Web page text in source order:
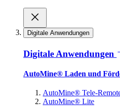
Digitale Anwendungen
Digitale Anwendungen
AutoMine® Laden und
AutoMine® Tele-
AutoMine® Lite